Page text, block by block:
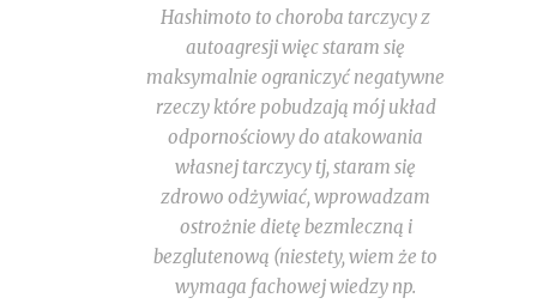
Hashimoto to choroba tarczycy z
autoagresji więc staram się
maksymalnie ograniczyć negatywne
rzeczy które pobudzają mój układ
odpornościowy do atakowania
własnej tarczycy tj, staram się
zdrowo odżywiać, wprowadzam
ostrożnie dietę bezmleczną i
bezglutenową (niestety, wiem że to
wymaga fachowej wiedzy np.